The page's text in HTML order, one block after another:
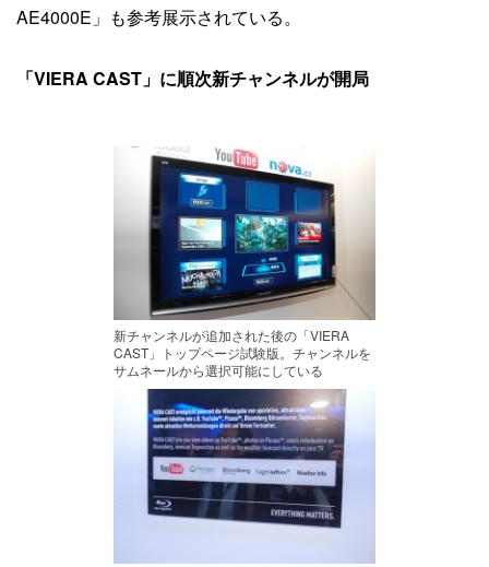
AE4000E」も参考展示されている。
「VIERA CAST」に順次新チャンネルが開局
新チャンネルが追加された後の「VIERA
CAST」トップページ試験版。チャンネルを
サムネールから選択可能にしている